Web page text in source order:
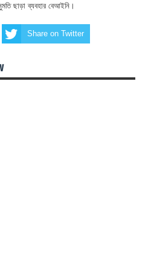
ছাড়া ব্যবহার বেআইনি।
Share on Twitter